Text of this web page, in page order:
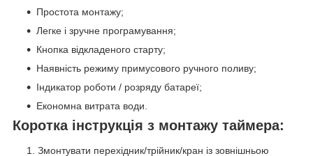
Простота монтажу;
Легке і зручне програмування;
Кнопка відкладеного старту;
Наявність режиму примусового ручного поливу;
Індикатор роботи / розряду батареї;
Економна витрата води.
Коротка інструкція з монтажу таймера:
Змонтувати перехідник/трійник/кран із зовнішньою